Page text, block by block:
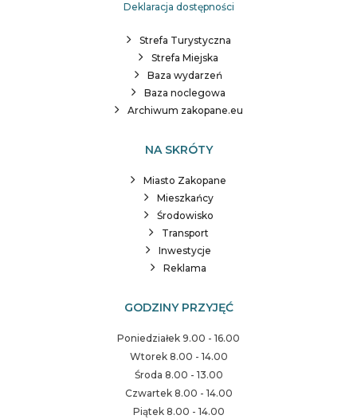
Deklaracja dostępności
Strefa Turystyczna
Strefa Miejska
Baza wydarzeń
Baza noclegowa
Archiwum zakopane.eu
NA SKRÓTY
Miasto Zakopane
Mieszkańcy
Środowisko
Transport
Inwestycje
Reklama
GODZINY PRZYJĘĆ
Poniedziałek 9.00 - 16.00
Wtorek 8.00 - 14.00
Środa 8.00 - 13.00
Czwartek 8.00 - 14.00
Piątek 8.00 - 14.00